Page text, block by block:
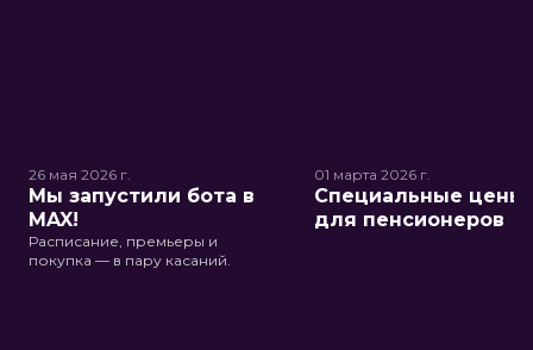
26 мая 2026 г.
Мы запустили бота в
MAX!
Расписание, премьеры и
покупка — в пару касаний.
01 марта 2026 г.
Специальные цены
для пенсионеров